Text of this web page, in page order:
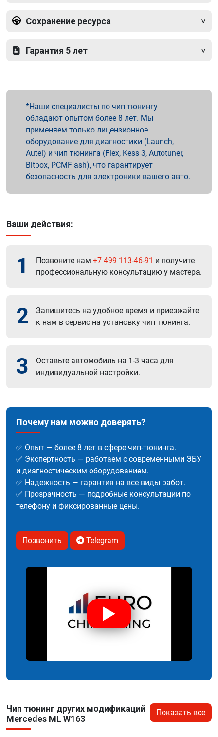
Сохранение ресурса
Гарантия 5 лет
Наши специалисты по чип тюнингу
обладают опытом более 8 лет. Мы
применяем только лицензионное
оборудование для диагностики (Launch,
Autel) и чип тюнинга (Flex, Kess 3, Autotuner,
Bitbox, PCMFlash), что гарантирует
безопасность для электроники вашего авто.
Ваши действия:
1 Позвоните нам +7 499 113-46-91 и получите
профессиональную консультацию у мастера.
2
Запишитесь на удобное время и приезжайте
к нам в сервис на установку чип тюнинга.
3
Оставьте автомобиль на 1-3 часа для
индивидуальной настройки.
Почему нам можно доверять?
✅ Опыт — более 8 лет в сфере чип-тюнинга.
✅ Экспертность — работаем с современными ЭБУ
и диагностическим оборудованием.
✅ Надежность — гарантия на все виды работ.
✅ Прозрачность — подробные консультации по
телефону и фиксированные цены.
Позвонить Telegram
Чип тюнинг других модификаций
Mercedes ML W163
Показать все